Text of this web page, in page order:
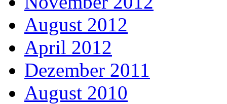
August 2012
April 2012
Dezember 2011
August 2010